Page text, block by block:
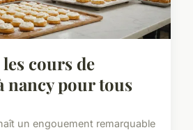
cours de
nancy pour tous
un engouement remarquable